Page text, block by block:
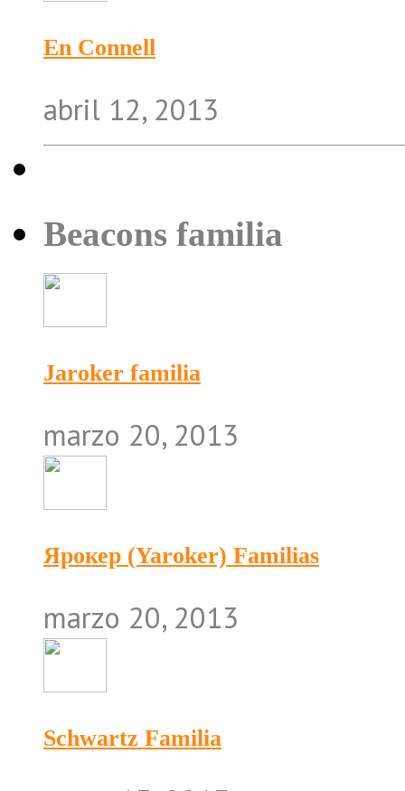
En Connell
abril 12, 2013
Beacons familia
Jaroker familia
marzo 20, 2013
Ярокер (Yaroker) Familias
marzo 20, 2013
Schwartz Familia